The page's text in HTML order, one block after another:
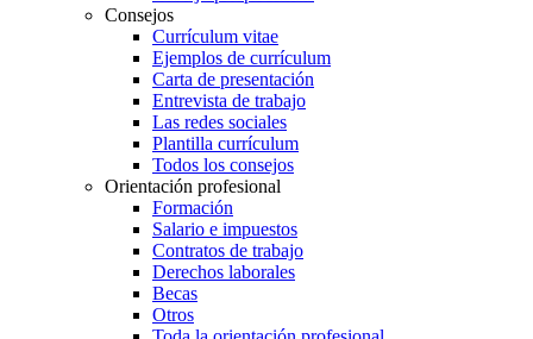
Consejos
Currículum vitae
Ejemplos de currículum
Carta de presentación
Entrevista de trabajo
Las redes sociales
Plantilla currículum
Todos los consejos
Orientación profesional
Formación
Salario e impuestos
Contratos de trabajo
Derechos laborales
Becas
Otros